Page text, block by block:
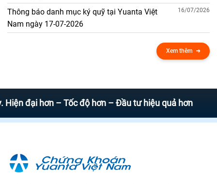
Thông báo danh mục ký quỹ tại Yuanta Việt
Nam ngày 17-07-2026
16/07/2026
Xem thêm
hơn – Tốc độ hơn – Đầu tư hiệu quả hơn